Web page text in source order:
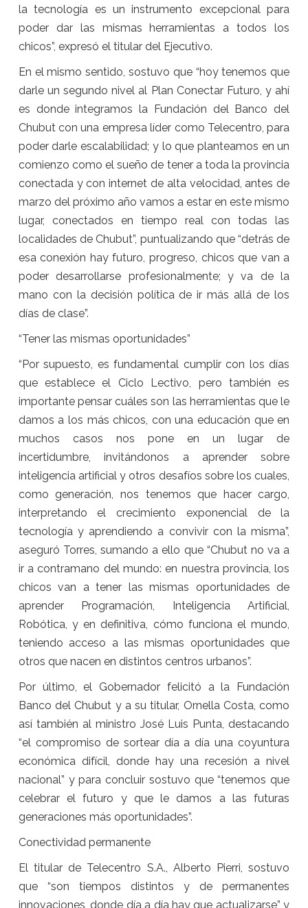
la tecnología es un instrumento excepcional para
poder dar las mismas herramientas a todos los
chicos”, expresó el titular del Ejecutivo.
En el mismo sentido, sostuvo que “hoy tenemos que
darle un segundo nivel al Plan Conectar Futuro, y ahí
es donde integramos la Fundación del Banco del
Chubut con una empresa líder como Telecentro, para
poder darle escalabilidad; y lo que planteamos en un
comienzo como el sueño de tener a toda la provincia
conectada y con internet de alta velocidad, antes de
marzo del próximo año vamos a estar en este mismo
lugar, conectados en tiempo real con todas las
localidades de Chubut”, puntualizando que “detrás de
esa conexión hay futuro, progreso, chicos que van a
poder desarrollarse profesionalmente; y va de la
mano con la decisión política de ir más allá de los
días de clase”.
“Tener las mismas oportunidades”
“Por supuesto, es fundamental cumplir con los días
que establece el Ciclo Lectivo, pero también es
importante pensar cuáles son las herramientas que le
damos a los más chicos, con una educación que en
muchos casos nos pone en un lugar de
incertidumbre, invitándonos a aprender sobre
inteligencia artificial y otros desafíos sobre los cuales,
como generación, nos tenemos que hacer cargo,
interpretando el crecimiento exponencial de la
tecnología y aprendiendo a convivir con la misma”,
aseguró Torres, sumando a ello que “Chubut no va a
ir a contramano del mundo: en nuestra provincia, los
chicos van a tener las mismas oportunidades de
aprender Programación, Inteligencia Artificial,
Robótica, y en definitiva, cómo funciona el mundo,
teniendo acceso a las mismas oportunidades que
otros que nacen en distintos centros urbanos”.
Por último, el Gobernador felicitó a la Fundación
Banco del Chubut y a su titular, Ornella Costa, como
así también al ministro José Luis Punta, destacando
“el compromiso de sortear día a día una coyuntura
económica difícil, donde hay una recesión a nivel
nacional” y para concluir sostuvo que “tenemos que
celebrar el futuro y que le damos a las futuras
generaciones más oportunidades”.
Conectividad permanente
El titular de Telecentro S.A., Alberto Pierri, sostuvo
que “son tiempos distintos y de permanentes
innovaciones, donde día a día hay que actualizarse” y